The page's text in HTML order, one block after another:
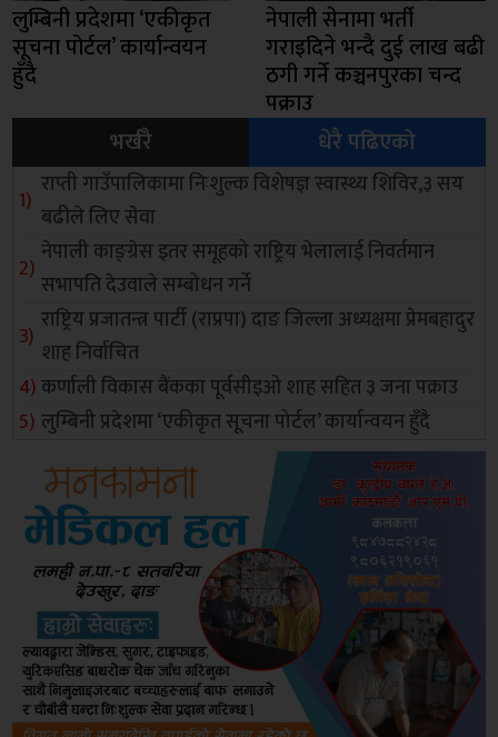
लुम्बिनी प्रदेशमा ‘एकीकृत
सूचना पोर्टल’ कार्यान्वयन
हुँदै
नेपाली सेनामा भर्ती
गराइदिने भन्दै दुई लाख बढी
ठगी गर्ने कञ्चनपुरका चन्द
पक्राउ
भर्खरै
धेरै पढिएको
राप्ती गाउँपालिकामा निःशुल्क विशेषज्ञ स्वास्थ्य शिविर,३ सय
बढीले लिए सेवा
नेपाली काङ्ग्रेस इतर समूहको राष्ट्रिय भेलालाई निवर्तमान
सभापति देउवाले सम्बोधन गर्ने
राष्ट्रिय प्रजातन्त्र पार्टी (राप्रपा) दाङ जिल्ला अध्यक्षमा प्रेमबहादुर
शाह निर्वाचित
कर्णाली विकास बैंकका पूर्वसीइओ शाह सहित ३ जना पक्राउ
लुम्बिनी प्रदेशमा ‘एकीकृत सूचना पोर्टल’ कार्यान्वयन हुँदै